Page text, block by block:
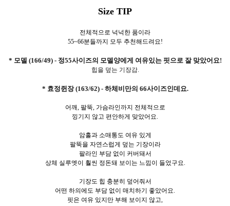
Size TIP
전체적으로 넉넉한 품이라
55~66분들까지 모두 추천해드려요!
* 모델 (166/49) - 정55사이즈의 모델양에게 여유있는 핏으로 잘 맞았어요!
힙을 덮는 기장감.
* 효정쥔장 (163/62) - 하체비만의 66사이즈인데요.
어깨, 팔뚝, 가슴라인까지 전체적으로
낑기지 않고 편안하게 맞았어요.
암홀과 소매통도 여유 있게
팔뚝을 자연스럽게 덮는 기장이라
팔라인 부담 없이 커버돼서
상체 실루엣이 훨씬 정돈돼 보이는 느낌이 들었구요.
기장도 힙 충분히 덮어줘서
어떤 하의에도 부담 없이 매치하기 좋았어요.
핏은 여유 있지만 부해 보이지 않고,